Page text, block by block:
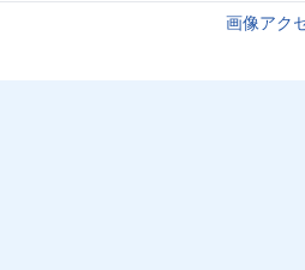
画像アク